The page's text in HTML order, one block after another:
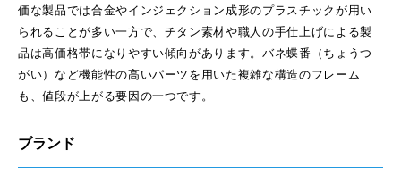
価な製品では合金やインジェクション成形のプラスチックが用い
られることが多い一方で、チタン素材や職人の手仕上げによる製
品は高価格帯になりやすい傾向があります。バネ蝶番（ちょうつ
がい）など機能性の高いパーツを用いた複雑な構造のフレーム
も、値段が上がる要因の一つです。
ブランド